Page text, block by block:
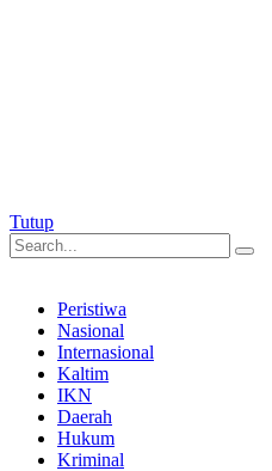
Tutup
Peristiwa
Nasional
Internasional
Kaltim
IKN
Daerah
Hukum
Kriminal